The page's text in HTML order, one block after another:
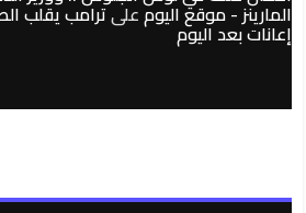
المارينز - موقع اليومعلىترامب يقلب
إعانات بعد اليوم